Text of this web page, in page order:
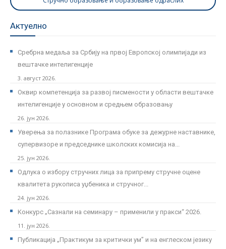
Актуелно
Сребрна медаља за Србију на првој Европској олимпијади из
вештачке интелигенције
3. август 2026.
Оквир компетенција за развој писмености у области вештачке
интелигенције у основном и средњем образовању
26. јун 2026.
Уверења за полазнике Програмa обуке за дежурне наставнике,
супервизоре и председнике школских комисија на...
25. јун 2026.
Одлука о избору стручних лица за припрему стручне оцене
квалитета рукописа уџбеника и стручног...
24. јун 2026.
Kонкурс „Сазнали на семинару – применили у пракси“ 2026.
11. јун 2026.
Публикација „Практикум за критички ум” и на енглеском језику